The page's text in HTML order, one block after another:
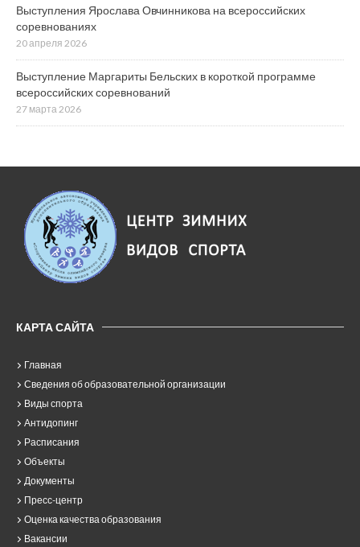
Выступления Ярослава Овчинникова на всероссийских
соревнованиях
20 апреля 2026
Выступление Маргариты Бельских в короткой программе
всероссийских соревнований
27 марта 2026
КАРТА САЙТА
Главная
Сведения об образовательной организации
Виды спорта
Антидопинг
Расписания
Объекты
Документы
Пресс-центр
Оценка качества образования
Вакансии